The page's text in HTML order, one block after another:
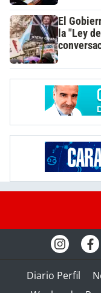
El
la "Ley
Diario Perfil